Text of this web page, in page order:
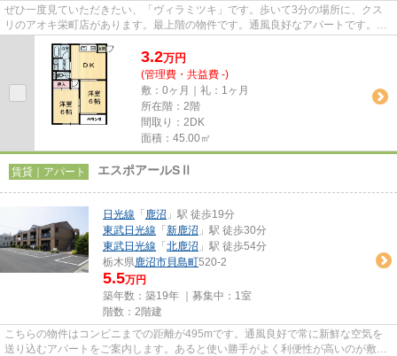
ぜひ一度見ていただきたい、「ヴィラミツキ」です。歩いて3分の場所に、クス
リのアオキ栄町店があります。最上階の物件です。通風良好なアパートです。鹿
3.2万円
(管理費・共益費 -)
敷：0ヶ月｜礼：1ヶ月
所在階：2階
間取り：2DK
面積：45.00㎡
賃貸｜アパート エスポアールSⅡ
日光線 「 鹿沼 」駅 徒歩19分
東武日光線 「 新鹿沼 」駅 徒歩30分
東武日光線 「 北鹿沼 」駅 徒歩54分
栃木県鹿沼市貝島町520-2
5.5万円
築年数：築19年 ｜募集中： 1室
階数：2階建
こちらの物件はコンビニまでの距離が495mです。通風良好で常に新鮮な空気を
送り込むアパートをご案内します。あると使い勝手がよく利便性が高いのが敷地